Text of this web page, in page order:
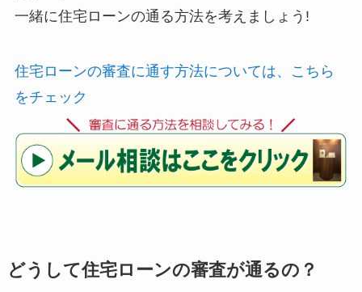
一緒に住宅ローンの通る方法を考えましょう!
住宅ローンの審査に通す方法については、こちら
をチェック
どうして住宅ローンの審査が通るの？